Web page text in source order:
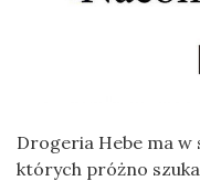
Drogeria Hebe ma
których próżno